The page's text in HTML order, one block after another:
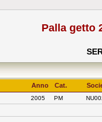
Palla getto
Anno Cat.
2005 PM